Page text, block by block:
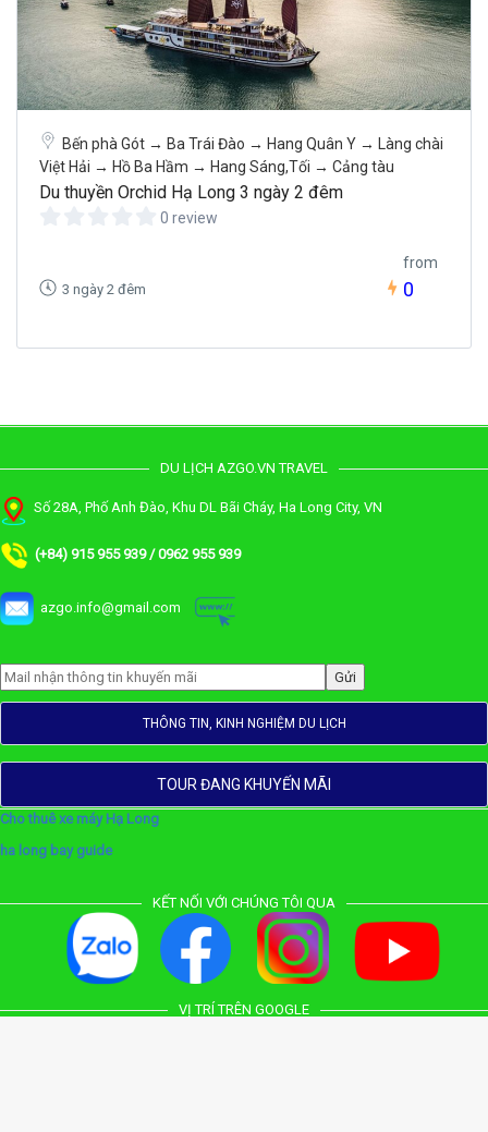
Bến phà Gót → Ba Trái Đào → Hang Quân Y → Làng chài
Việt Hải → Hồ Ba Hầm → Hang Sáng,Tối → Cảng tàu
Du thuyền Orchid Hạ Long 3 ngày 2 đêm
0 review
3 ngày 2 đêm
from
0
DU LỊCH AZGO.VN TRAVEL
Số 28A, Phố Anh Đào, Khu DL Bãi Cháy, Ha Long City, VN
(+84) 915 955 939 / 0962 955 939
azgo.info@gmail.com
THÔNG TIN, KINH NGHIỆM DU LỊCH
TOUR ĐANG KHUYẾN MÃI
Cho thuê xe máy Hạ Long
ha long bay guide
KẾT NỐI VỚI CHÚNG TÔI QUA
VỊ TRÍ TRÊN GOOGLE